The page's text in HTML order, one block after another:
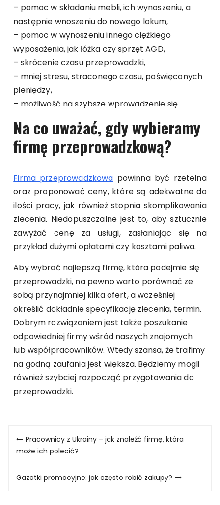
– pomoc w składaniu mebli, ich wynoszeniu, a
następnie wnoszeniu do nowego lokum,
– pomoc w wynoszeniu innego ciężkiego
wyposażenia, jak łóżka czy sprzęt AGD,
– skrócenie czasu przeprowadzki,
– mniej stresu, straconego czasu, poświęconych
pieniędzy,
– możliwość na szybsze wprowadzenie się.
Na co uważać, gdy wybieramy
firmę przeprowadzkową?
Firma przeprowadzkowa powinna być rzetelna
oraz proponować ceny, które są adekwatne do
ilości pracy, jak również stopnia skomplikowania
zlecenia. Niedopuszczalne jest to, aby sztucznie
zawyżać cenę za usługi, zasłaniając się na
przykład dużymi opłatami czy kosztami paliwa.
Aby wybrać najlepszą firmę, która podejmie się
przeprowadzki, na pewno warto porównać ze
sobą przynajmniej kilka ofert, a wcześniej
określić dokładnie specyfikację zlecenia, termin.
Dobrym rozwiązaniem jest także poszukanie
odpowiedniej firmy wśród naszych znajomych
lub współpracowników. Wtedy szansa, że trafimy
na godną zaufania jest większa. Będziemy mogli
również szybciej rozpocząć przygotowania do
przeprowadzki.
Nawigacja
wpisu
Pracownicy z Ukrainy – jak znaleźć firmę, która
może ich polecić?
Gazetki promocyjne: jak często robić zakupy?